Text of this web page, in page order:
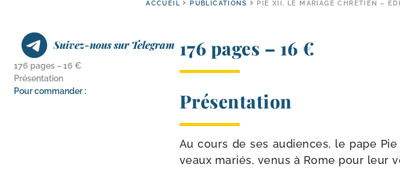
ACCUEIL PUBLICATIONS PIE XII, LE MARIAGE CHRÉTIEN –
Suivez-nous sur Telegram
176 pages – 16 €
Présentation
Pour commander :
176 pages – 16 €
Présentation
Au cours de ses audiences, le pape
veaux mariés, venus à Rome pour leur